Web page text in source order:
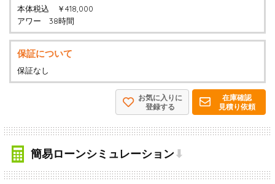
本体税込 ￥418,000
アワー 38時間
保証について
保証なし
在庫確認
見積り依頼
お気に入りに
登録する
簡易ローンシミュレーション⬇